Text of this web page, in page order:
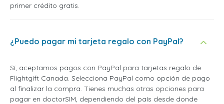
primer crédito gratis.
¿Puedo pagar mi tarjeta regalo con PayPal?
Sí, aceptamos pagos con PayPal para tarjetas regalo de
Flightgift Canada. Selecciona PayPal como opción de pago
al finalizar la compra. Tienes muchas otras opciones para
pagar en doctorSIM, dependiendo del país desde donde